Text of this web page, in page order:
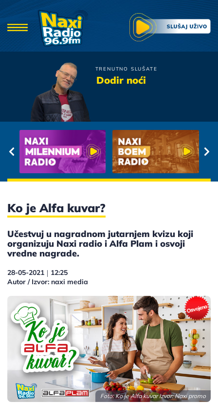
TRENUTNO SLUŠATE
Dodir noćiZeljko Bebek
Ko je Alfa kuvar?
Učestvuj u nagradnom jutarnjem kvizu koji
organizuju Naxi radio i Alfa Plam i osvoji
vredne nagrade.
28-05-2021 | 12:25
Autor / Izvor: naxi media
Foto: Ko je Alfa kuvar Izvor: Naxi promo